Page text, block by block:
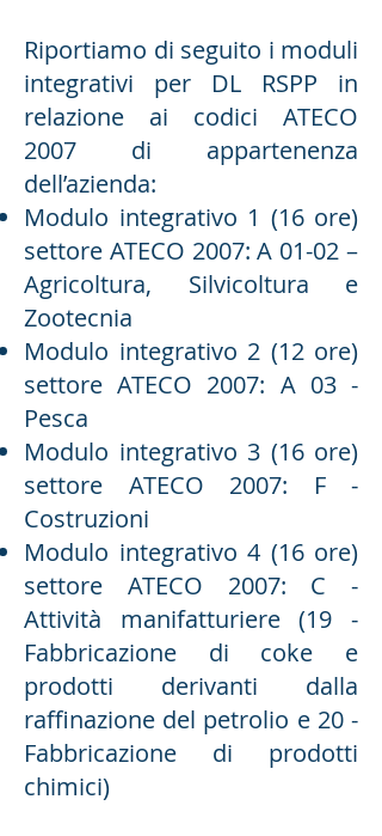
Riportiamo di seguito i moduli
integrativi per DL RSPP in
relazione ai codici ATECO
2007 di appartenenza
dell’azienda:
Modulo integrativo 1 (16 ore)
settore ATECO 2007: A 01-02 –
Agricoltura, Silvicoltura e
Zootecnia
Modulo integrativo 2 (12 ore)
settore ATECO 2007: A 03 -
Pesca
Modulo integrativo 3 (16 ore)
settore ATECO 2007: F -
Costruzioni
Modulo integrativo 4 (16 ore)
settore ATECO 2007: C -
Attività manifatturiere (19 -
Fabbricazione di coke e
prodotti derivanti dalla
raffinazione del petrolio e 20 -
Fabbricazione di prodotti
chimici)